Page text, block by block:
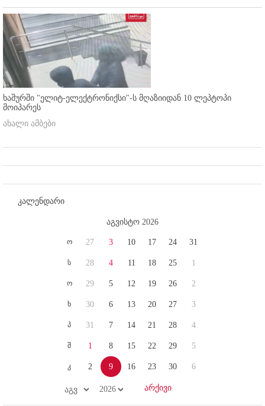
ხაშურში "ელიტ-ელექტრონიქსი"-ს მღაზიიდან 10 ლეპტოპი
მოიპარეს
ახალი ამბები
კალენდარი
აგვისტო 2026
ო
ს
ო
ხ
პ
შ
კ
27
28
29
30
31
1
2
3
4
5
6
7
8
9
10
11
12
13
14
15
16
17
18
19
20
21
22
23
24
25
26
27
28
29
30
31
1
2
3
4
5
6